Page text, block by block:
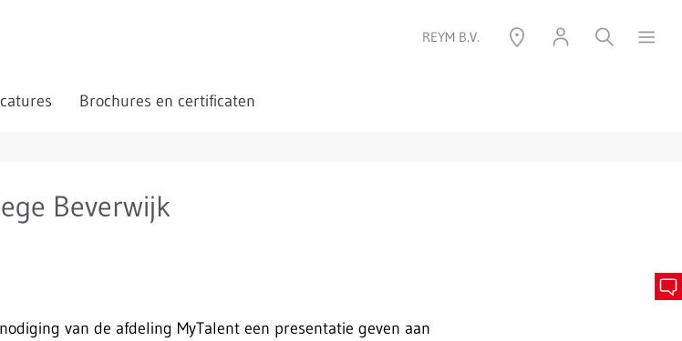
REYM B.V.
Brochures en certificaten
Beverwijk
van de afdeling MyTalent een presentatie geven aan